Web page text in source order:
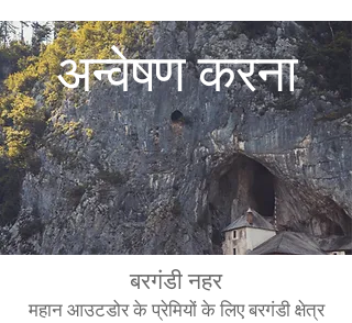
अन्वेषण करना
बरगंडी नहर
महान आउटडोर के प्रेमियों के लिए बरगंडी क्षेत्र